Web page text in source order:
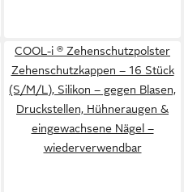
COOL-i ® Zehenschutzpolster
Zehenschutzkappen – 16 Stück
(S/M/L), Silikon – gegen Blasen,
Druckstellen, Hühneraugen &
eingewachsene Nägel –
wiederverwendbar